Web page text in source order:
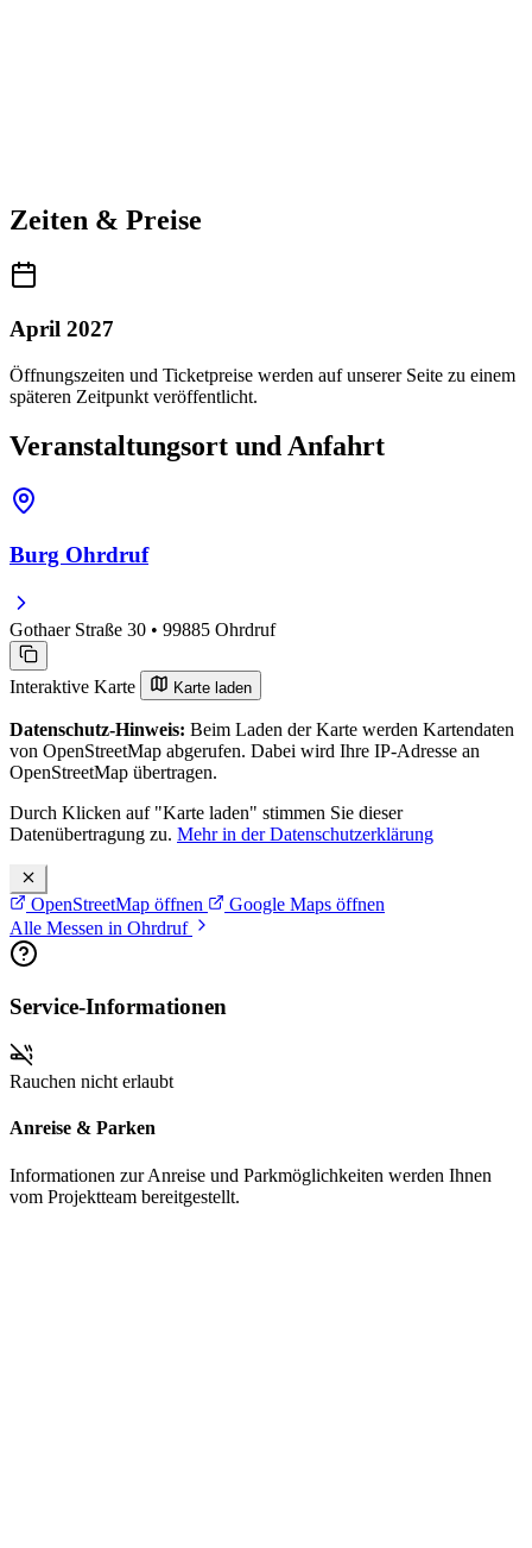
Zeiten & Preise
April 2027
Öffnungszeiten und Ticketpreise werden auf unserer Seite zu einem
späteren Zeitpunkt veröffentlicht.
Veranstaltungsort und Anfahrt
Burg Ohrdruf
Gothaer Straße 30 • 99885 Ohrdruf
Interaktive Karte Karte laden
Datenschutz-Hinweis: Beim Laden der Karte werden Kartendaten
von OpenStreetMap abgerufen. Dabei wird Ihre IP-Adresse an
OpenStreetMap übertragen.
Durch Klicken auf "Karte laden" stimmen Sie dieser
Datenübertragung zu. Mehr in der Datenschutzerklärung
OpenStreetMap öffnen
Google Maps öffnen
Alle Messen in Ohrdruf
Service-Informationen
Rauchen nicht erlaubt
Anreise & Parken
Informationen zur Anreise und Parkmöglichkeiten werden Ihnen
vom Projektteam bereitgestellt.